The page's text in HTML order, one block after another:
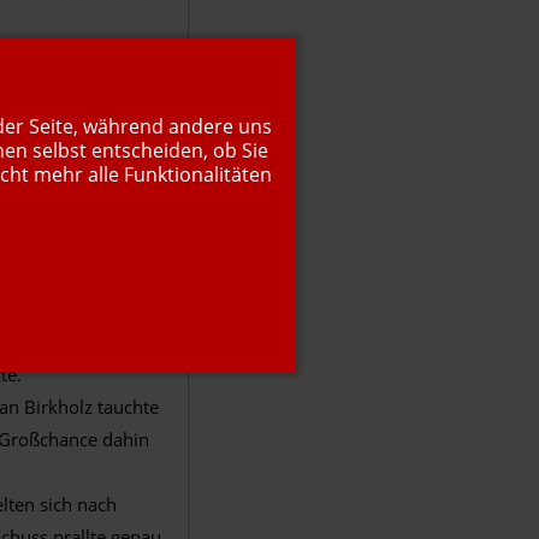
Grätsche.
eine klasse
wiederum nur
Lars zog auch
die Latte.
ehe die restliche
passierte.
ehe es die erste
Birkholz tauchte
dahin
sich nach
Seite, während andere uns
selbst entscheiden, ob Sie
mehr alle Funktionalitäten